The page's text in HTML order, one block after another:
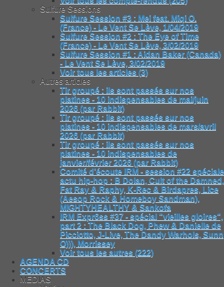
Sulfure Sessions
Sulfure Session #3 : Mei feat. Miqi O.
(France) - Le Vent Se Lève, 1/04/2019
Sulfure Session #2 : The Eye of Time
(France) - Le Vent Se Lève, 3/02/2019
Sulfure Session #1 : Aidan Baker (Canada)
- Le Vent Se Lève, 3/02/2019
Voir tous les articles (3)
Autres articles
Tir groupé : ils sont passés sur nos
platines - 10 indispensables de mai/juin
2026 (par Rabbit)
Tir groupé : ils sont passés sur nos
platines - 10 indispensables de mars/avril
2026 (par Rabbit)
Tir groupé : ils sont passés sur nos
platines - 10 indispensables de
janvier/février 2026 (par Rabbit)
Comité d’écoute IRM - session #22 spéciale
actu hip-hop : B Dolan, Cult of the Damned,
Fat Ray & Raphy, K-Rec & Birdapres, Lice
(Aesop Rock & Homeboy Sandman),
MIGHTYHEALTHY & Sankofa
IRM Expr6ss #37 - spécial "vieilles gloires",
part 2 : The Black Dog, Phew & Danielle de
Picciotto, J-Live, The Dandy Warhols, Sunn
O))), Morrissey
Voir tous les autres (222)
AGENDA CD
CONCERTS
MEDIAS